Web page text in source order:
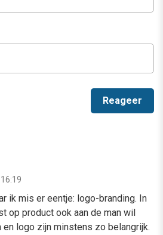
ik mis er eentje: logo-branding. In
op product ook aan de man wil
en logo zijn minstens zo belangrijk.